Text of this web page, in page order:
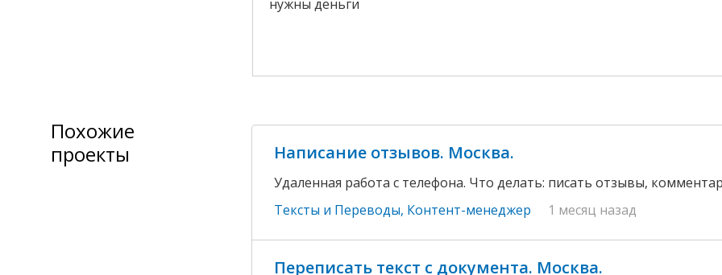
нужны деньги
Похожие
проекты
Написание отзывов. Москва.
Удаленная работа с телефона. Что делать: писать отзывы,
Тексты и Переводы, Контент-менеджер 1 месяц назад
Переписать текст с документа. Москва.